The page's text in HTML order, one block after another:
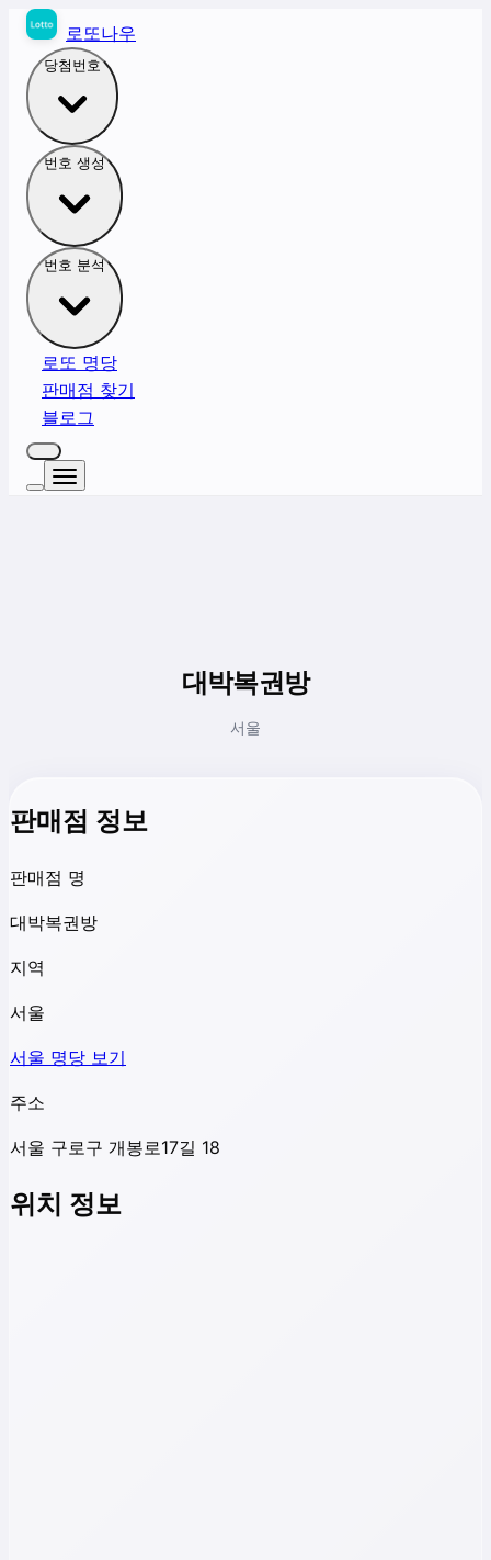
로또나우
당첨번호
번호 생성
번호 분석
로또 명당
판매점 찾기
블로그
대박복권방
서울
판매점 정보
판매점 명
대박복권방
지역
서울
서울 명당 보기
주소
서울 구로구 개봉로17길 18
위치 정보